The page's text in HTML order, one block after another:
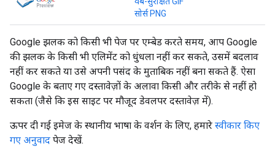
सोर्स PNG
Google झलक को किसी भी पेज पर एम्बेड करते समय, आप Google
की झलक के किसी भी एलिमेंट को धुंधला नहीं कर सकते, उसमें बदलाव
नहीं कर सकते या उसे अपनी पसंद के मुताबिक नहीं बना सकते हैं. ऐसा
Google के बताए गए दस्तावेज़ों के अलावा किसी और तरीके से नहीं हो
सकता (जैसे कि इस साइट पर मौजूद डेवलपर दस्तावेज़ में).
ऊपर दी गई इमेज के स्थानीय भाषा के वर्शन के लिए, हमारे स्वीकार किए
गए अनुवाद पेज देखें.